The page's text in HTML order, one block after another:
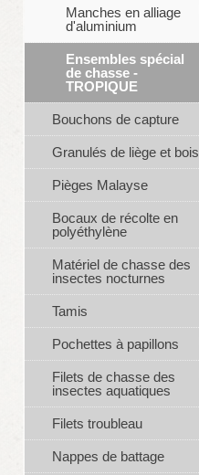
Manches en alliage
d'aluminium
Ensembles spécial
de chasse -
TROPIQUE
Bouchons de capture
Granulés de liège et bois
Pièges Malayse
Bocaux de récolte en
polyéthylène
Matériel de chasse des
insectes nocturnes
Tamis
Pochettes à papillons
Filets de chasse des
insectes aquatiques
Filets troubleau
Nappes de battage